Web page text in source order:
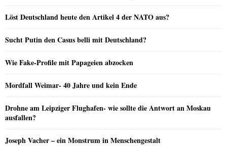
Löst Deutschland heute den Artikel 4 der NATO aus?
Sucht Putin den Casus belli mit Deutschland?
Wie Fake-Profile mit Papageien abzocken
Mordfall Weimar- 40 Jahre und kein Ende
Drohne am Leipziger Flughafen- wie sollte die Antwort an Moskau
ausfallen?
Joseph Vacher – ein Monstrum in Menschengestalt